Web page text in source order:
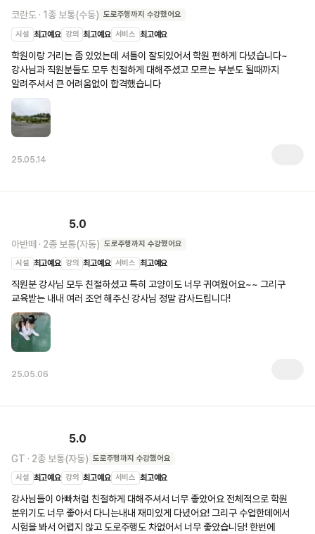
코란도 · 1종 보통(수동) 도로주행까지 수강했어요
시설 최고예요 강의 최고예요 서비스 최고예요
학원이랑 거리는 좀 있었는데 셔틀이 잘되있어서 학원 편하게 다녔습니다~
강사님과 직원분들도 모두 친절하게 대해주셨고 모르는 부분도 될때까지
알려주셔서 큰 어려움없이 합격했습니다
25.05.14
5.0
아반떼 · 2종 보통(자동) 도로주행까지 수강했어요
시설 최고예요 강의 최고예요 서비스 최고예요
직원분 강사님 모두 친절하셨고 특히 고양이도 너무 귀여웠어요~~ 그리구
교육받는 내내 여러 조언 해주신 강사님 정말 감사드립니다!
25.05.06
5.0
GT · 2종 보통(자동) 도로주행까지 수강했어요
시설 최고예요 강의 최고예요 서비스 최고예요
강사님들이 아빠처럼 친절하게 대해주셔서 너무 좋았어요 전체적으로 학원
분위기도 너무 좋아서 다니는내내 재미있게 다녔어요! 그리구 수업한데에서
시험을 봐서 어렵지 않고 도로주행도 차없어서 너무 좋았습니당! 한번에